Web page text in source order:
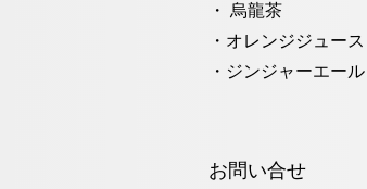
・ 烏龍茶
・オレンジジュース
・ジンジャーエール
お問い合せ